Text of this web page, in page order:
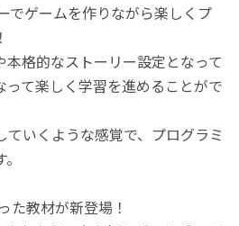
でゲームを作りながら楽しくプ
格的なストーリー設定となって
って楽しく学習を進めることがで
ていくような感覚で、プログラミ
教材が新登場！